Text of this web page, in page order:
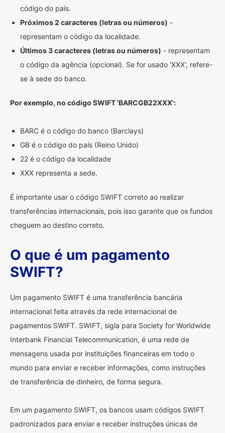
código do país.
Próximos 2 caracteres (letras ou números) -
representam o código da localidade.
Últimos 3 caracteres (letras ou números) - representam
o código da agência (opcional). Se for usado 'XXX', refere-
se à sede do banco.
Por exemplo, no código SWIFT 'BARCGB22XXX':
BARC é o código do banco (Barclays)
GB é o código do país (Reino Unido)
22 é o código da localidade
XXX representa a sede.
É importante usar o código SWIFT correto ao realizar
transferências internacionais, pois isso garante que os fundos
cheguem ao destino correto.
O que é um pagamento
SWIFT?
Um pagamento SWIFT é uma transferência bancária
internacional feita através da rede internacional de
pagamentos SWIFT. SWIFT, sigla para Society for Worldwide
Interbank Financial Telecommunication, é uma rede de
mensagens usada por instituições financeiras em todo o
mundo para enviar e receber informações, como instruções
de transferência de dinheiro, de forma segura.
Em um pagamento SWIFT, os bancos usam códigos SWIFT
padronizados para enviar e receber instruções únicas de